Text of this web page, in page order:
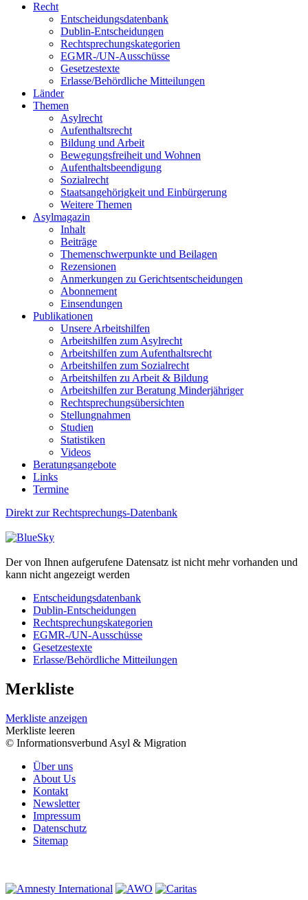
Recht
Entscheidungsdatenbank
Dublin-Entscheidungen
Rechtsprechungskategorien
EGMR-/UN-Ausschüsse
Gesetzestexte
Erlasse/Behördliche Mitteilungen
Länder
Themen
Asylrecht
Aufenthaltsrecht
Bildung und Arbeit
Bewegungsfreiheit und Wohnen
Aufenthaltsbeendigung
Sozialrecht
Staatsangehörigkeit und Einbürgerung
Weitere Themen
Asylmagazin
Inhalt
Beiträge
Themenschwerpunkte und Beilagen
Rezensionen
Anmerkungen zu Gerichtsentscheidungen
Abonnement
Einsendungen
Publikationen
Unsere Arbeitshilfen
Arbeitshilfen zum Asylrecht
Arbeitshilfen zum Aufenthaltsrecht
Arbeitshilfen zum Sozialrecht
Arbeitshilfen zu Arbeit & Bildung
Arbeitshilfen zur Beratung Minderjähriger
Rechtsprechungsübersichten
Stellungnahmen
Studien
Statistiken
Videos
Beratungsangebote
Links
Termine
Direkt zur Rechtsprechungs-Datenbank
Der von Ihnen aufgerufene Datensatz ist nicht mehr vorhanden und
kann nicht angezeigt werden
Entscheidungsdatenbank
Dublin-Entscheidungen
Rechtsprechungskategorien
EGMR-/UN-Ausschüsse
Gesetzestexte
Erlasse/Behördliche Mitteilungen
Merkliste
Merkliste anzeigen
Merkliste leeren
© Informationsverbund Asyl & Migration
Über uns
About Us
Kontakt
Newsletter
Impressum
Datenschutz
Sitemap